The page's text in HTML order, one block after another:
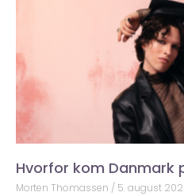
Hvorfor kom Danmark
Morten Thomassen 5. august